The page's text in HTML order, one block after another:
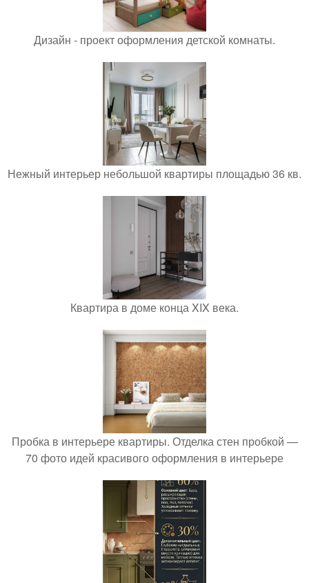
Дизайн - проект оформления детской комнаты.
Нежный интерьер небольшой квартиры площадью 36 кв.
Квартира в доме конца XIX века.
Пробка в интерьере квартиры. Отделка стен пробкой —
70 фото идей красивого оформления в интерьере